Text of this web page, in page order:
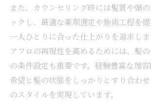
ロ術
理容室で相談できるオーダー
ロ
理容室スタッフとの連携で理
理容室の工夫が生むオリジナ
納得の仕上がりを得るためのオー
また、カウンセリング時には髪質や頭
ックし、最適な薬剤選定や施術工程を提
一人ひとりに合った仕上がりを追求し
アフロの再現性を高めるためには、髪
の条件設定も重要です。経験豊富な理
希望と髪の状態をしっかりとすり合わ
のスタイルを実現しています。